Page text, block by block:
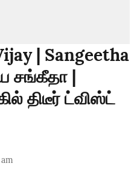
| Sangeetha
சங்கீதா |
திடீர் ட்விஸ்ட்